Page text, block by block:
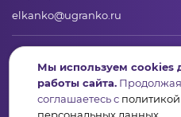
elkanko@ugranko.ru
628011, Россия, Ханты-
г. Ханты-Мансийск, ул.
Мы используем cookies
работы сайта. Продолжая
соглашаетесь с
персональных данных